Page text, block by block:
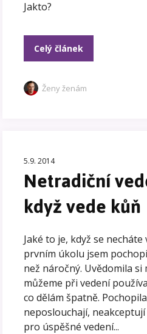
Jakto?
Celý článek
Ženy ženám
5.9. 2014
Netradiční
když vede kůň
Jaké to je, když se
prvním úkolu jsem
než náročný. Uvědomila
můžeme při vedení
co dělám špatně.
neposlouchají,
pro úspěšné vedení...